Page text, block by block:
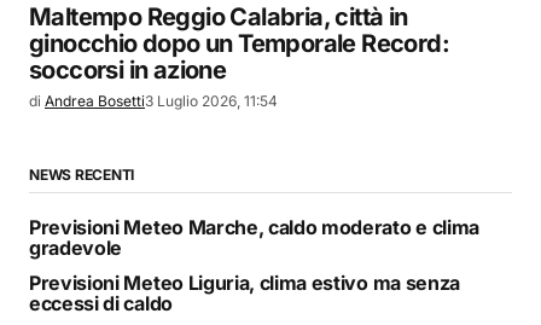
Maltempo Reggio Calabria, città in
ginocchio dopo un Temporale Record:
soccorsi in azione
di Andrea Bosetti3 Luglio 2026, 11:54
NEWS RECENTI
Previsioni Meteo Marche, caldo moderato e clima
gradevole
Previsioni Meteo Liguria, clima estivo ma senza
eccessi di caldo